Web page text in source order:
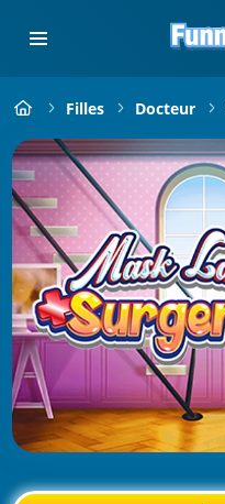
Filles Docteur